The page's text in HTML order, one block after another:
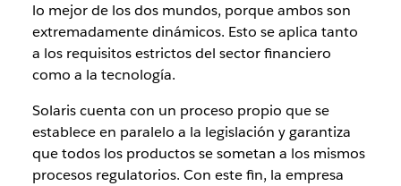
lo mejor de los dos mundos, porque ambos son
extremadamente dinámicos. Esto se aplica tanto
a los requisitos estrictos del sector financiero
como a la tecnología.
Solaris cuenta con un proceso propio que se
establece en paralelo a la legislación y garantiza
que todos los productos se sometan a los mismos
procesos regulatorios. Con este fin, la empresa